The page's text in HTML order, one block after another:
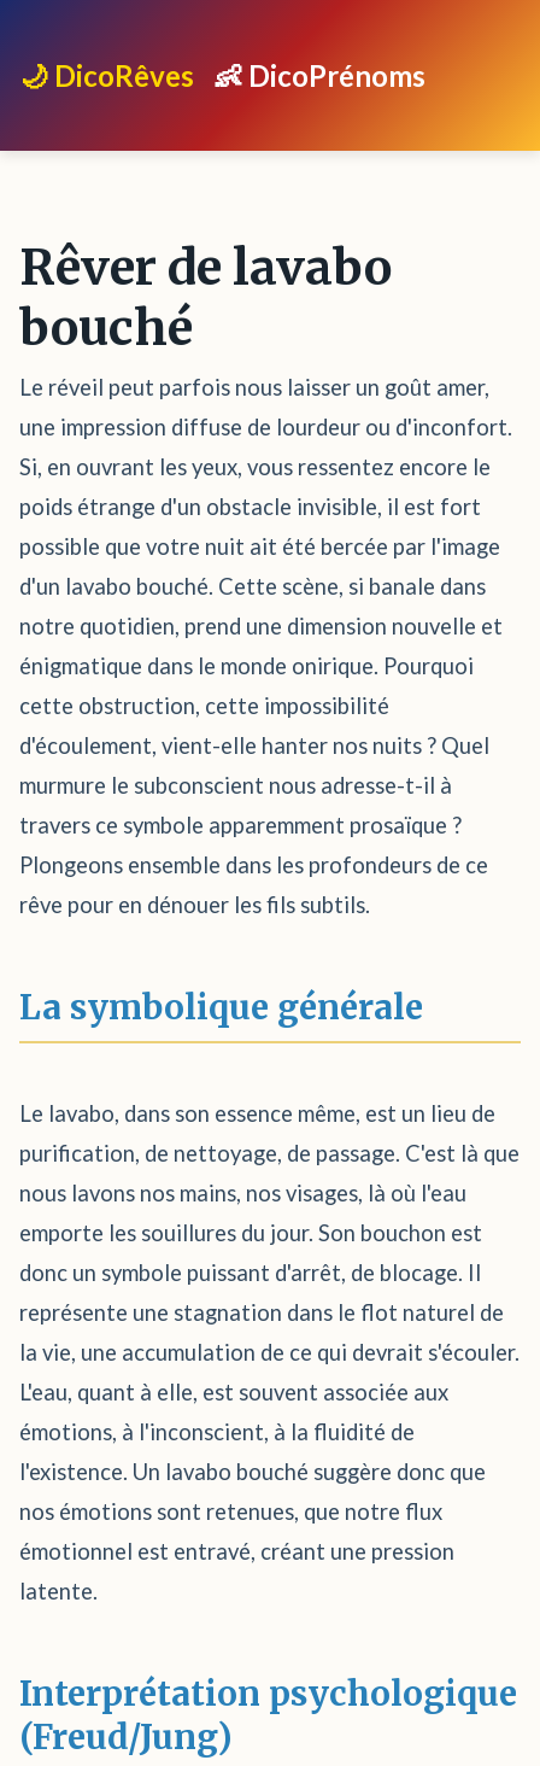
🌙 DicoRêves 👶 DicoPrénoms
Rêver de lavabo
bouché
Le réveil peut parfois nous laisser un goût amer,
une impression diffuse de lourdeur ou d'inconfort.
Si, en ouvrant les yeux, vous ressentez encore le
poids étrange d'un obstacle invisible, il est fort
possible que votre nuit ait été bercée par l'image
d'un lavabo bouché. Cette scène, si banale dans
notre quotidien, prend une dimension nouvelle et
énigmatique dans le monde onirique. Pourquoi
cette obstruction, cette impossibilité
d'écoulement, vient-elle hanter nos nuits ? Quel
murmure le subconscient nous adresse-t-il à
travers ce symbole apparemment prosaïque ?
Plongeons ensemble dans les profondeurs de ce
rêve pour en dénouer les fils subtils.
La symbolique générale
Le lavabo, dans son essence même, est un lieu de
purification, de nettoyage, de passage. C'est là que
nous lavons nos mains, nos visages, là où l'eau
emporte les souillures du jour. Son bouchon est
donc un symbole puissant d'arrêt, de blocage. Il
représente une stagnation dans le flot naturel de
la vie, une accumulation de ce qui devrait s'écouler.
L'eau, quant à elle, est souvent associée aux
émotions, à l'inconscient, à la fluidité de
l'existence. Un lavabo bouché suggère donc que
nos émotions sont retenues, que notre flux
émotionnel est entravé, créant une pression
latente.
Interprétation psychologique
(Freud/Jung)